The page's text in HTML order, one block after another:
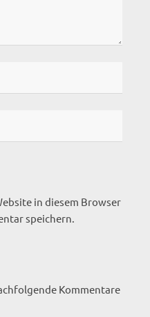
in diesem Browser
speichern.
Kommentare